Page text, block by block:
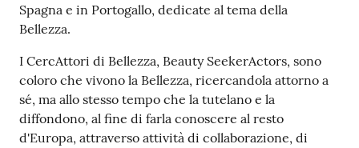
Spagna e in Portogallo, dedicate al tema della
Bellezza.
I CercAttori di Bellezza, Beauty SeekerActors, sono
coloro che vivono la Bellezza, ricercandola attorno a
sé, ma allo stesso tempo che la tutelano e la
diffondono, al fine di farla conoscere al resto
d'Europa, attraverso attività di collaborazione, di